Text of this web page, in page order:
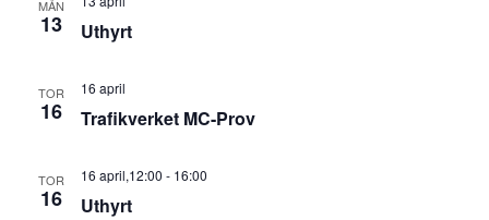
MÅN
13 Uthyrt
TOR
16 Trafikverket MC-Prov
16 april
TOR
16 Uthyrt
16 april,12:00 - 16:00